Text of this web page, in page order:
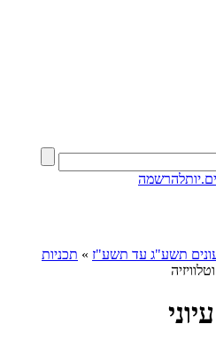
להרשמה
תשע"ג עד תשע"ז » תכניות